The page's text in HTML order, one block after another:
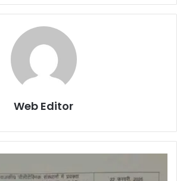
Web Editor